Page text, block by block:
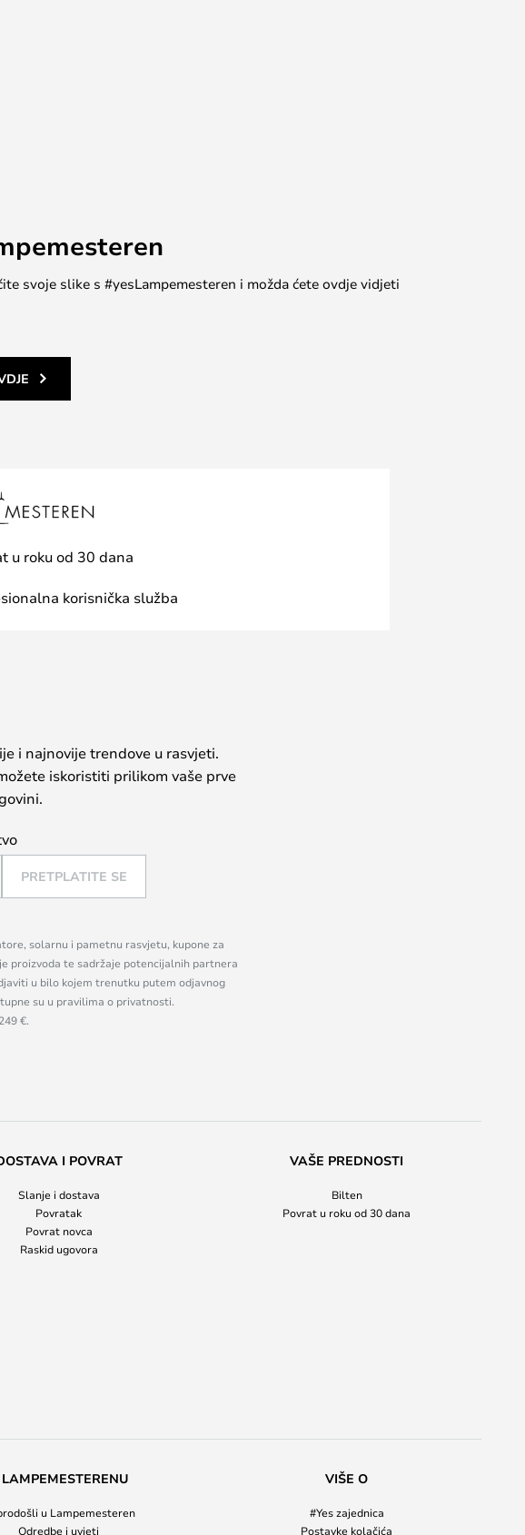
svoje slike s #yesLampemesteren i možda ćete ovdje vidjeti
u roku od 30 dana
korisnička služba
i najnovije trendove u rasvjeti.
iskoristiti prilikom vaše prve
PRETPLATITE SE
solarnu i pametnu rasvjetu, kupone za
proizvoda te sadržaje potencijalnih partnera
u bilo kojem trenutku putem odjavnog
su u pravilima o privatnosti.
€.
I POVRAT
Slanje i dostava
Povratak
Povrat novca
Raskid ugovora
VAŠE PREDNOSTI
Bilten
Povrat u roku od 30 dana
u Lampemesteren
Odredbe i uvjeti
VIŠE O
#Yes zajednica
Postavke kolačića